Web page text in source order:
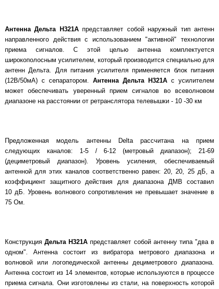
Антенна Дельта Н321Апредставляет собой наружный тип антенн
направленного действия с использованием "активной" технологии
приема сигналов. С этой целью антенна комплектуется
широкополосным усилителем, который производится специально для
антенн Дельта. Для питания усилителя применяется блок питания
(12В/50мА) с сепаратором. Антенна Дельта Н321А с усилителем
может обеспечивать уверенный прием сигналов во всеволновом
диапазоне на расстоянии от ретранслятора телевышки - 10 -30 км
Предложенная модель антенны Delta рассчитана на прием
следующих каналов: 1-5 / 6-12 (метровый диапазон); 21-69
(дециметровый диапазон). Уровень усиления, обеспечиваемый
антенной для этих каналов соответственно равен: 20, 20, 25 дБ, а
коэффициент защитного действия для диапазона ДМВ составил
10 дБ. Уровень волнового сопротивления не превышает значение в
75 Ом.
КонструкцияДельта Н321А представляет собой антенну типа "два в
одном". Антенна состоит из вибратора метрового диапазона и
волновой или логопедической антенны дециметрового диапазона.
Антенна состоит из 14 элементов, которые используются в процессе
приема сигнала. Они изготовлены из стали, на поверхность которой